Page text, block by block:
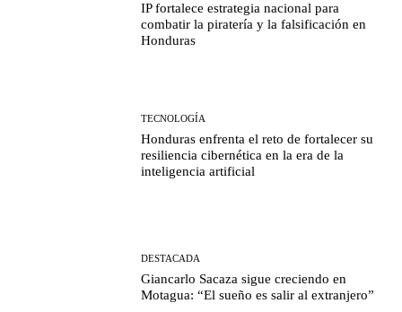
IP fortalece estrategia nacional para
combatir la piratería y la falsificación en
Honduras
TECNOLOGÍA
Honduras enfrenta el reto de fortalecer su
resiliencia cibernética en la era de la
inteligencia artificial
DESTACADA
Giancarlo Sacaza sigue creciendo en
Motagua: “El sueño es salir al extranjero”